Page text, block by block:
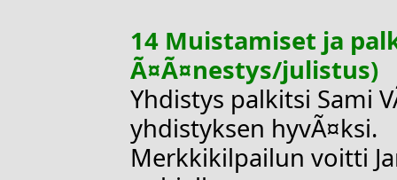
14 Muistamiset ja
Ã¤Ã¤nestys/julistus)
Yhdistys palkitsi Sami
yhdistyksen hyvÃ¤ksi.
Merkkikilpailun voitti